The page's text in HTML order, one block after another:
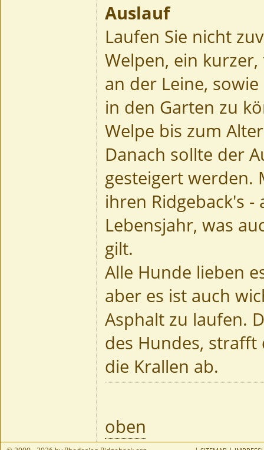
Auslauf
Laufen Sie nicht
Welpen, ein
an der Leine,
in den Garten zu
Welpe bis zum
Danach sollte der
gesteigert werden.
ihren Ridgeback's
Lebensjahr, was
gilt.
Alle Hunde lieben
aber es ist auch
Asphalt zu laufen.
des Hundes,
die Krallen ab.
oben